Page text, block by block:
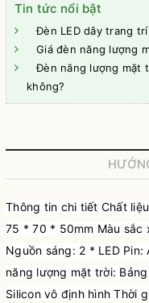
Tin tức nổi bật
Đèn LED dây trang
Giá đèn năng lượng
Đèn năng lượng mặt
không?
Thông tin chi tiết Chất
75 * 70 * 50mm Màu sắc
Nguồn sáng: 2 * LED Pin:
năng lượng mặt trời:
Silicon vô định hình Thời